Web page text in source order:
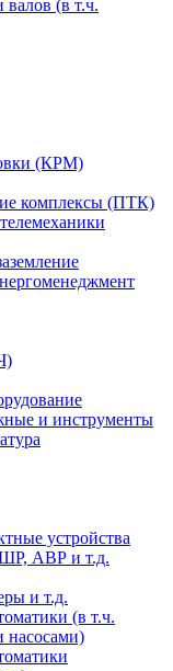
(в т.ч.
(КРМ)
комплексы (ПТК)
и инструменты
устройства
АВР и т.д.
и т.д.
(в т.ч.
насосами)